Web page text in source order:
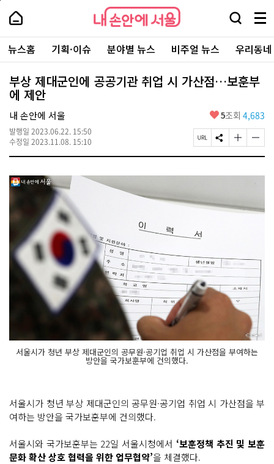
본
로
가
내
손
안
에
서
울
-
서
울
시
대
표
소
통
포
내
손
에
울
검
창
열
기
메
뉴
전
체
보
주
요
서
뉴스홈 기획·이슈 분야별 뉴스 비주얼 뉴스 우리동
부상 제대군인에 공공기관 취업 시 가산점…보훈부
에 제안
내 손안에 서울
발행일 2023.06.22. 15:50
수정일 2023.11.08. 15:10
좋
요
5조회 4,683
페
이
U
복
사
S
N
공
기
글
자
기
변
경
글
자
기
변
경
서울시가 청년 부상 제대군인의 공무원·공기업 취업 시 가산점을 부여하는
방안을 국가보훈부에 건의했다.
서울시가 청년 부상 제대군인의 공무원·공기업 취업 시 가산점을 부
여하는 방안을 국가보훈부에 건의했다.
서울시와 국가보훈부는 22일 서울시청에서 ‘보훈정책 추진 및 보훈
문화 확산 상호 협력을 위한 업무협약’을 체결했다.
페
상
단
로